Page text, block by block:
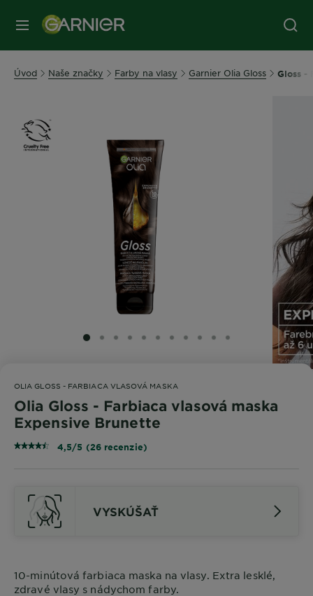
Úvod Naše značky Farby na vlasy Garnier Olia Gloss Gloss -
SLIDE 1
SLIDE 2
SLIDE 3
SLIDE 4
SLIDE 5
SLIDE 6
SLIDE 7
SLIDE 8
SLIDE 9
SLIDE 10
SLIDE 11
OLIA GLOSS - FARBIACA VLASOVÁ MASKA
Olia Gloss - Farbiaca vlasová maska
Expensive Brunette
4,5/5 (26 recenzie)
VYSKÚŠAŤ
10-minútová farbiaca maska na vlasy. Extra lesklé,
zdravé vlasy s nádychom farby.